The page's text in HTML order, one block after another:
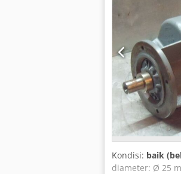
Kondisi: baik
diameter: Ø 25